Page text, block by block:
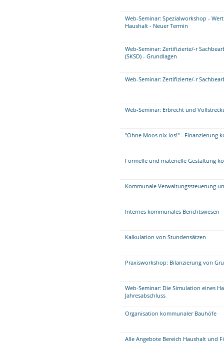
Web-Seminar: Spezialworkshop -
Haushalt - Neuer Termin
Web-Seminar: Zertifizierte/-r
(SKSD) - Grundlagen
Web-Seminar: Zertifizierte/-r
Web-Seminar: Erbrecht und
"Ohne Moos nix los!" - Finanzierung
Formelle und materielle Gestaltung
Kommunale Verwaltungssteuerung
Internes kommunales Berichtswesen
Kalkulation von Stundensätzen
Praxisworkshop: Bilanzierung von
Web-Seminar: Die Simulation eines
Jahresabschluss
Organisation kommunaler Bauhöfe
Alle Angebote Bereich Haushalt und